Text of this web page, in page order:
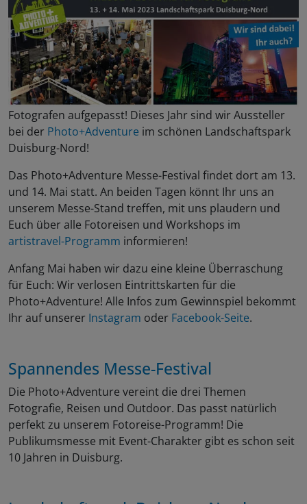
Fotografen aufgepasst! Dieses Jahr sind wir Aussteller
bei der Photo+Adventure im schönen Landschaftspark
Duisburg-Nord!
Das Photo+Adventure Messe-Festival findet dort am 13.
und 14. Mai statt. An beiden Tagen könnt Ihr uns an
unserem Messe-Stand treffen, mit uns plaudern und
Euch über alle Fotoreisen und Workshops im
artistravel-Programm informieren!
Anfang Mai haben wir dazu eine kleine Überraschung
für Euch: Wir verlosen Eintrittskarten für die
Photo+Adventure! Alle Infos zum Gewinnspiel bekommt
Ihr auf unserer Instagram oder Facebook-Seite.
Spannendes Messe-Festival
Die Photo+Adventure vereint die drei Themen
Fotografie, Reisen und Outdoor. Das passt natürlich
perfekt zu unserem Fotoreise-Programm! Die
Publikumsmesse mit Event-Charakter gibt es schon seit
10 Jahren in Duisburg.